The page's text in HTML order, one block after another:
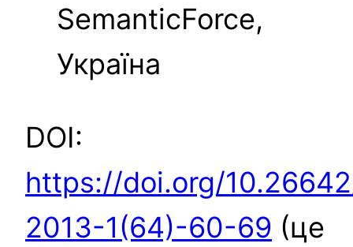
SemanticForce,
Україна
DOI:
https://doi.org/
2013-1(64)-60-69 (це